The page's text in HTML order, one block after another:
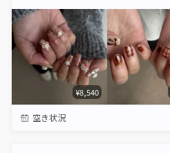
¥8,540
空き状況